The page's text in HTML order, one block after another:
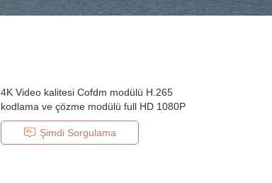
4K Video kalitesi Cofdm modülü H.265
kodlama ve çözme modülü full HD 1080P
Şimdi Sorgulama